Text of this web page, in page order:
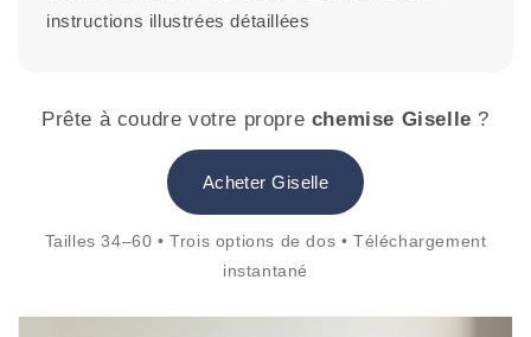
instructions illustrées détaillées
Prête à coudre votre propre chemise Giselle ?
Acheter Giselle
Tailles 34–60 • Trois options de dos • Téléchargement
instantané